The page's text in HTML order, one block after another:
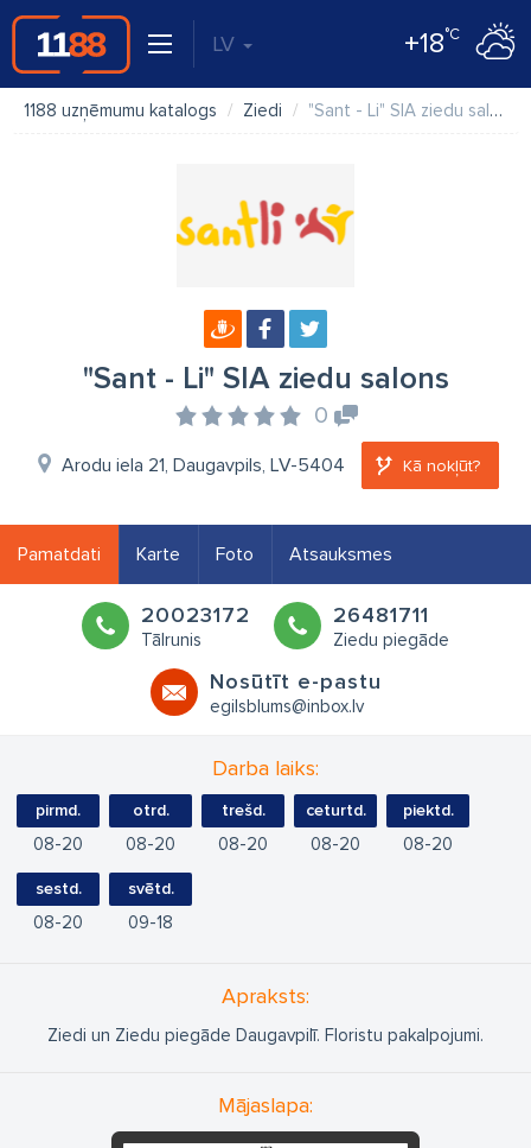
LV +18°C
1188 uzņēmumu katalogs Ziedi "Sant - Li" SIA ziedu salons
"Sant - Li" SIA ziedu salons
0
Arodu iela 21, Daugavpils, LV-5404 Kā nokļūt?
Pamatdati Karte Foto Atsauksmes
20023172
Tālrunis
26481711
Ziedu piegāde
Nosūtīt e-pastu
egilsblums@inbox.lv
Darba laiks:
pirmd.
08 20
otrd.
08 20
trešd.
08 20
ceturtd.
08 20
piektd.
08 20
sestd.
08 20
svētd.
09 18
Apraksts:
Ziedi un Ziedu piegāde Daugavpilī. Floristu pakalpojumi.
Mājaslapa: